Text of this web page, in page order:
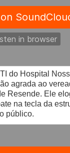
do Hospital
agrada ao
Resende. Ele
na tecla da
público.